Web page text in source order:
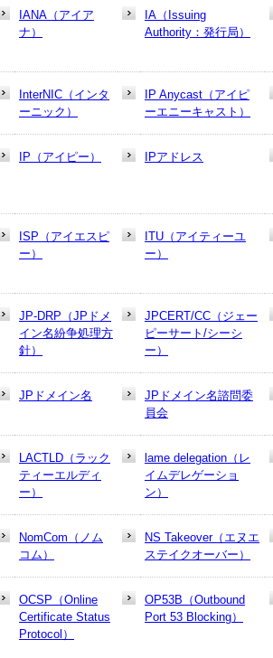
IANA（アイア
ナ）
IA（Issuing
Authority：発行局）
InterNIC（インタ
ーニック）
IP Anycast（アイピ
ーエニーキャスト）
IP（アイピー） IPアドレス
ISP（アイエスピ
ー）
ITU（アイティーユ
ー）
JP-DRP（JPドメ
イン名紛争処理方
針）
JPCERT/CC（ジェー
ピーサート/シーシ
ー）
JPドメイン名
JPドメイン名諮問委
員会
LACTLD（ラック
ティーエルディ
ー）
lame delegation（レ
イムデレゲーショ
ン）
NomCom（ノム
コム）
NS Takeover（エヌエ
ステイクオーバー）
OCSP（Online
Certificate Status
Protocol）
OP53B（Outbound
Port 53 Blocking）